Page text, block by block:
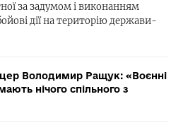
за задумом і виконанням
дії на територію держави-
Володимир Ращук: «Воєнні
нічого спільного з